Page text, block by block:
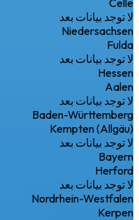
لا توجد بيانات بعد
Niedersachsen
Fulda
لا توجد بيانات بعد
Hessen
Aalen
لا توجد بيانات بعد
Baden-Württemberg
Kempten (Allgäu)
لا توجد بيانات بعد
Bayern
Herford
لا توجد بيانات بعد
Nordrhein-Westfalen
Kerpen